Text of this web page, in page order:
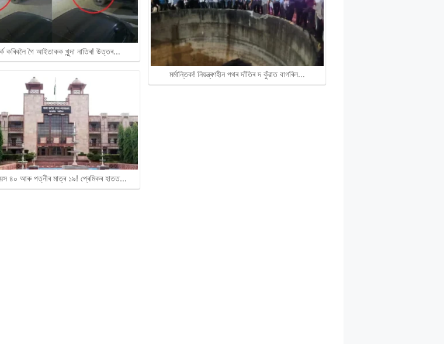
কৰিবলৈ গৈ আইতাকক খুন্দা নাতিৰ! উত্তৰ…
৪০ আৰু পত্নীৰ মাত্ৰ ১৯! প্ৰেমিকৰ হাতত…
মৰ্মান্তিক! নিয়ন্ত্ৰণহীন পথৰ দাঁতিৰ দ কুঁৱাত বাগৰিল…